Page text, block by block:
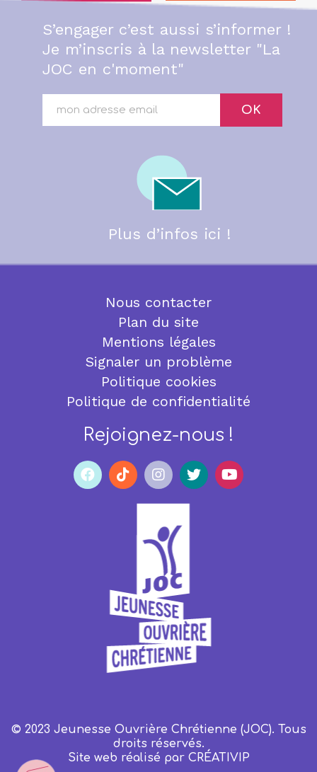
S’engager c’est aussi s’informer !
Je m’inscris à la newsletter "La
JOC en c'moment"
OK
Plus d’infos ici !
Nous contacter
Plan du site
Mentions légales
Signaler un problème
Politique cookies
Politique de confidentialité
Rejoignez-nous !
© 2023 Jeunesse Ouvrière Chrétienne (JOC). Tous
droits réservés.
Site web réalisé par CRÉATIVIP